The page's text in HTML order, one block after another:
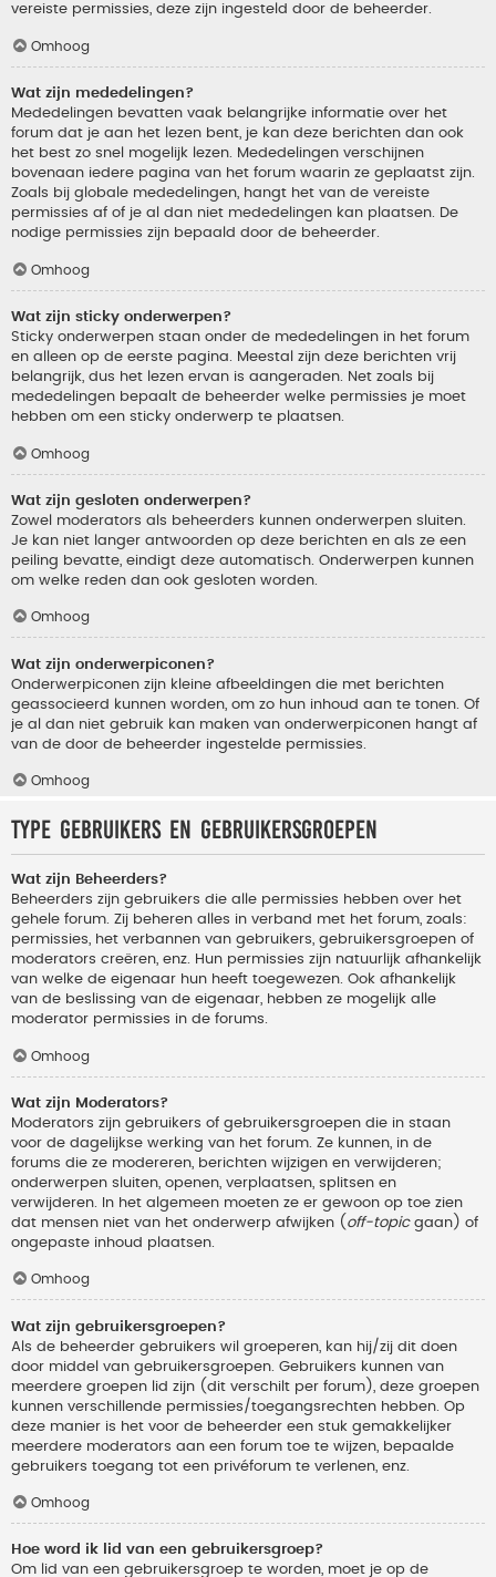
vereiste permissies, deze zijn ingesteld door de beheerder.
Omhoog
Wat zijn mededelingen?
Mededelingen bevatten vaak belangrijke informatie over het
forum dat je aan het lezen bent, je kan deze berichten dan ook
het best zo snel mogelijk lezen. Mededelingen verschijnen
bovenaan iedere pagina van het forum waarin ze geplaatst zijn.
Zoals bij globale mededelingen, hangt het van de vereiste
permissies af of je al dan niet mededelingen kan plaatsen. De
nodige permissies zijn bepaald door de beheerder.
Omhoog
Wat zijn sticky onderwerpen?
Sticky onderwerpen staan onder de mededelingen in het forum
en alleen op de eerste pagina. Meestal zijn deze berichten vrij
belangrijk, dus het lezen ervan is aangeraden. Net zoals bij
mededelingen bepaalt de beheerder welke permissies je moet
hebben om een sticky onderwerp te plaatsen.
Omhoog
Wat zijn gesloten onderwerpen?
Zowel moderators als beheerders kunnen onderwerpen sluiten.
Je kan niet langer antwoorden op deze berichten en als ze een
peiling bevatte, eindigt deze automatisch. Onderwerpen kunnen
om welke reden dan ook gesloten worden.
Omhoog
Wat zijn onderwerpiconen?
Onderwerpiconen zijn kleine afbeeldingen die met berichten
geassocieerd kunnen worden, om zo hun inhoud aan te tonen. Of
je al dan niet gebruik kan maken van onderwerpiconen hangt af
van de door de beheerder ingestelde permissies.
Omhoog
Type gebruikers en gebruikersgroepen
Wat zijn Beheerders?
Beheerders zijn gebruikers die alle permissies hebben over het
gehele forum. Zij beheren alles in verband met het forum, zoals:
permissies, het verbannen van gebruikers, gebruikersgroepen of
moderators creëren, enz. Hun permissies zijn natuurlijk afhankelijk
van welke de eigenaar hun heeft toegewezen. Ook afhankelijk
van de beslissing van de eigenaar, hebben ze mogelijk alle
moderator permissies in de forums.
Omhoog
Wat zijn Moderators?
Moderators zijn gebruikers of gebruikersgroepen die in staan
voor de dagelijkse werking van het forum. Ze kunnen, in de
forums die ze modereren, berichten wijzigen en verwijderen;
onderwerpen sluiten, openen, verplaatsen, splitsen en
verwijderen. In het algemeen moeten ze er gewoon op toe zien
dat mensen niet van het onderwerp afwijken ( off-topicgaan) of
ongepaste inhoud plaatsen.
Omhoog
Wat zijn gebruikersgroepen?
Als de beheerder gebruikers wil groeperen, kan hij/zij dit doen
door middel van gebruikersgroepen. Gebruikers kunnen van
meerdere groepen lid zijn (dit verschilt per forum), deze groepen
kunnen verschillende permissies/toegangsrechten hebben. Op
deze manier is het voor de beheerder een stuk gemakkelijker
meerdere moderators aan een forum toe te wijzen, bepaalde
gebruikers toegang tot een privéforum te verlenen, enz.
Omhoog
Hoe word ik lid van een gebruikersgroep?
Om lid van een gebruikersgroep te worden, moet je op de